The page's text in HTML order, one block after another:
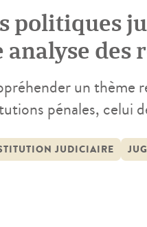
politiques
des
un thème
pénales, celui
de vue légal et
ouvert […]
JUDICIAIRE